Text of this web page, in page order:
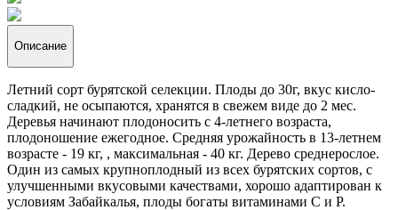
Описание
Летний сорт бурятской селекции. Плоды до 30г, вкус кисло-
сладкий, не осыпаются, хранятся в свежем виде до 2 мес.
Деревья начинают плодоносить с 4-летнего возраста,
плодоношение ежегодное. Средняя урожайность в 13-летнем
возрасте - 19 кг, , максимальная - 40 кг. Дерево среднерослое.
Один из самых крупноплодный из всех бурятских сортов, с
улучшенными вкусовыми качествами, хорошо адаптирован к
условиям Забайкалья, плоды богаты витаминами C и P.